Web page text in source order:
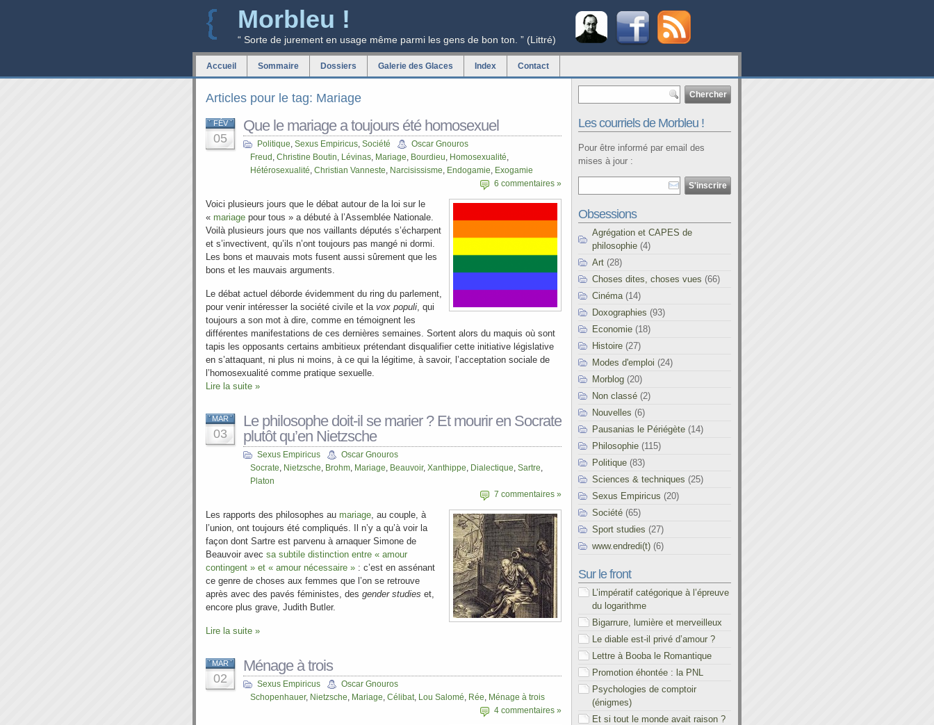
Morbleu !
“ Sorte de jurement en usage même parmi les gens de bon ton. ” (Littré)
Accueil Sommaire Dossiers Galerie des Glaces Index Contact
Articles pour le tag: Mariage
FÉV
05
Que le mariage a toujours été homosexuel
Politique, Sexus Empiricus, Société
Oscar Gnouros
Freud , Christine Boutin, Lévinas, Mariage, Bourdieu, Homosexualité,
Hétérosexualité, Christian Vanneste, Narcisissisme, Endogamie, Exogamie
6 commentaires »
Voici plusieurs jours que le débat autour de la loi sur le
« mariage pour tous » a débuté à l’Assemblée Nationale.
Voilà plusieurs jours que nos vaillants députés s’écharpent
et s’invectivent, qu’ils n’ont toujours pas mangé ni dormi.
Les bons et mauvais mots fusent aussi sûrement que les
bons et les mauvais arguments.
Le débat actuel déborde évidemment du ring du parlement,
pour venir intéresser la société civile et la vox populi, qui
toujours a son mot à dire, comme en témoignent les
différentes manifestations de ces dernières semaines. Sortent alors du maquis où sont
tapis les opposants certains ambitieux prétendant disqualifier cette initiative législative
en s’attaquant, ni plus ni moins, à ce qui la légitime, à savoir, l’acceptation sociale de
l’homosexualité comme pratique sexuelle.
Lire la suite »
MAR
03
Le philosophe doit-il se marier ? Et mourir en Socrate
plutôt qu’en Nietzsche
Sexus Empiricus
Oscar Gnouros
Socrate, Nietzsche, Brohm, Mariage, Beauvoir, Xanthippe, Dialectique, Sartre,
Platon
7 commentaires »
Les rapports des philosophes au mariage, au couple, à
l’union, ont toujours été compliqués. Il n’y a qu’à voir la
façon dont Sartre est parvenu à arnaquer Simone de
Beauvoir avec sa subtile distinction entre « amour
contingent » et « amour nécessaire » : c’est en assénant
ce genre de choses aux femmes que l’on se retrouve
après avec des pavés féministes, des gender studies et,
encore plus grave, Judith Butler.
Lire la suite »
MAR
02
Ménage à trois
Sexus Empiricus
Oscar Gnouros
Schopenhauer, Nietzsche, Mariage, Célibat, Lou Salomé, Rée, Ménage à trois
4 commentaires »
Les courriels de Morbleu !
Pour être informé par email des
mises à jour :
Obsessions
Agrégation et CAPES de
philosophie (4)
Art (28)
Choses dites, choses vues (66)
Cinéma (14)
Doxographies (93)
Economie (18)
Histoire (27)
Modes d'emploi (24)
Morblog (20)
Non classé (2)
Nouvelles (6)
Pausanias le Périégète (14)
Philosophie (115)
Politique (83)
Sciences & techniques (25)
Sexus Empiricus (20)
Société (65)
Sport studies (27)
www.endredi(t) (6)
Sur le front
L’impératif catégorique à l’épreuve
du logarithme
Bigarrure, lumière et merveilleux
Le diable est-il privé d’amour ?
Lettre à Booba le Romantique
Promotion éhontée : la PNL
Psychologies de comptoir
(énigmes)
Et si tout le monde avait raison ?